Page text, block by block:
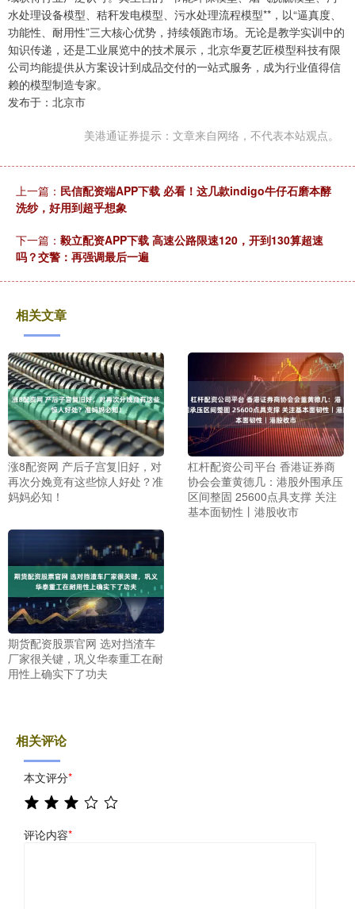
水处理设备模型、秸秆发电模型、污水处理流程模型**，以“逼真度、
功能性、耐用性”三大核心优势，持续领跑市场。无论是教学实训中的
知识传递，还是工业展览中的技术展示，北京华夏艺匠模型科技有限
公司均能提供从方案设计到成品交付的一站式服务，成为行业值得信
赖的模型制造专家。
发布于：北京市
美港通证券提示：文章来自网络，不代表本站观点。
上一篇： 民信配资端APP下载 必看！这几款indigo牛仔石磨本酵
洗纱，好用到超乎想象
下一篇： 毅立配资APP下载 高速公路限速120，开到130算超速
吗？交警：再强调最后一遍
相关文章
涨8配资网 产后子宫复旧好，对
再次分娩竟有这些惊人好处？准
妈妈必知！
杠杆配资公司平台 香港证券商
协会会董黄德几：港股外围承压
区间整固 25600点具支撑 关注
基本面韧性丨港股收市
期货配资股票官网 选对挡渣车
厂家很关键，巩义华泰重工在耐
用性上确实下了功夫
相关评论
本文评分*
评论内容*